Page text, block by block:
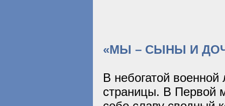
«МЫ – СЫНЫ И
В небогатой
страницы. В Первой